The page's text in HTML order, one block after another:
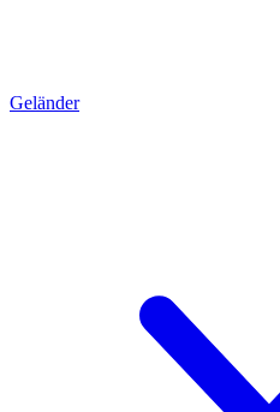
Geländer